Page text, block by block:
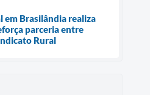
em Brasilândia realiza
parceria entre
Rural